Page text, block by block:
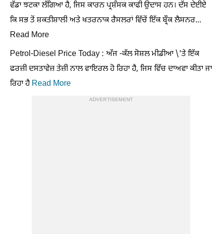
ਵੱਡਾ ਝਟਕਾ ਲੱਗਿਆ ਹੈ, ਜਿਸ ਕਾਰਨ ਪ੍ਰਸ਼ੰਸਕ ਕਾਫੀ ਉਦਾਸ ਹਨ। ਦੱਸ ਦੇਈਏ
ਕਿ ਸਭ ਤੋਂ ਸ਼ਕਤੀਸ਼ਾਲੀ ਅਤੇ ਖਤਰਨਾਕ ਰੈਸਲਰਾਂ ਵਿੱਚੋਂ ਇੱਕ ਬ੍ਰੌਕ ਲੈਸਨਰ...
Read More
Petrol-Diesel Price Today : ਅੱਜ -ਕੱਲ ਸੋਸ਼ਲ ਮੀਡੀਆ \'ਤੇ ਇੱਕ
ਫਰਜ਼ੀ ਦਸਤਾਵੇਜ਼ ਤੇਜ਼ੀ ਨਾਲ ਵਾਇਰਲ ਹੋ ਰਿਹਾ ਹੈ, ਜਿਸ ਵਿੱਚ ਦਾਅਵਾ ਕੀਤਾ ਜਾ
ਰਿਹਾ ਹੈ Read More
ADVERTISEMENT